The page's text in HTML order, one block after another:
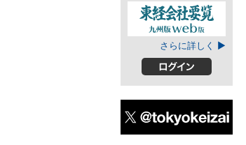
東経会社要覧web
さらに詳しく ▶
ログイン